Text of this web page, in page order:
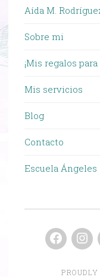
Aída M.
Sobre mi
¡Mis regalos
Mis servicios
Blog
Contacto
Escuela Ángeles